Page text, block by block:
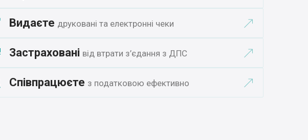
Видаєте друковані та електронні чеки
Застраховані від втрати з’єдання з ДПС
Співпрацюєте з податковою ефективно